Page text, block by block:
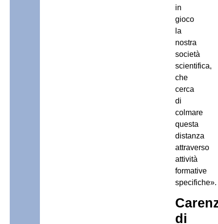
in
gioco
la
nostra
società
scientifica,
che
cerca
di
colmare
questa
distanza
attraverso
attività
formative
specifiche».
di